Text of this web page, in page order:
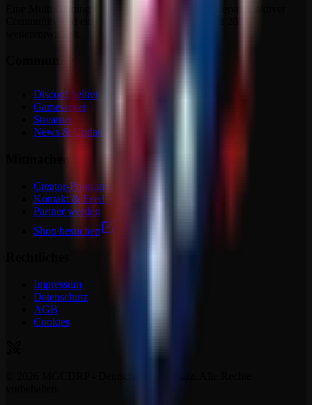
Eine Multi Gaming Community mit dedizierten Servern, aktiver
Discord beitreten
Gameserver
Streamer
News & Updates
Creator-Programm
Kontakt & Feedback
Partner werden
Shop besuchen
Impressum
Datenschutz
AGB
Cookies